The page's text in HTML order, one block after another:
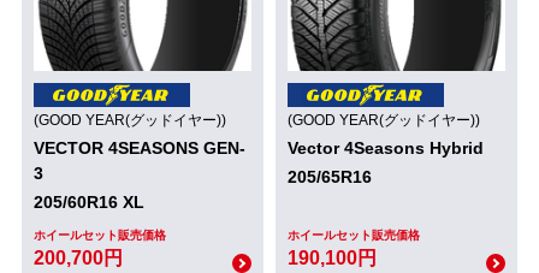
(GOOD YEAR(グッドイヤー))
VECTOR 4SEASONS GEN-
3
205/60R16 XL
ホイールセット販売価格
200,700円
(GOOD YEAR(グッドイヤー))
Vector 4Seasons Hybrid
205/65R16
ホイールセット販売価格
190,100円